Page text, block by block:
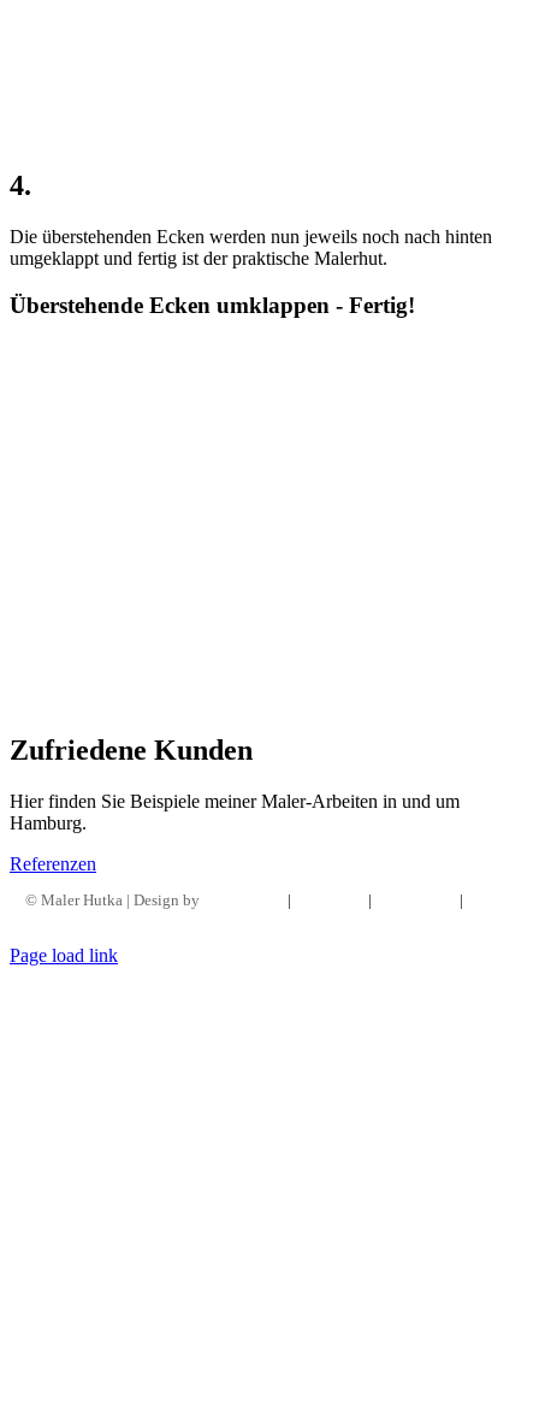
4.
Die überstehenden Ecken werden nun jeweils noch nach hinten
umgeklappt und fertig ist der praktische Malerhut.
Überstehende Ecken umklappen - Fertig!
Zufriedene Kunden
Hier finden Sie Beispiele meiner Maler-Arbeiten in und um
Hamburg.
Referenzen
©Maler Hutka | Design by | | |
Page load link